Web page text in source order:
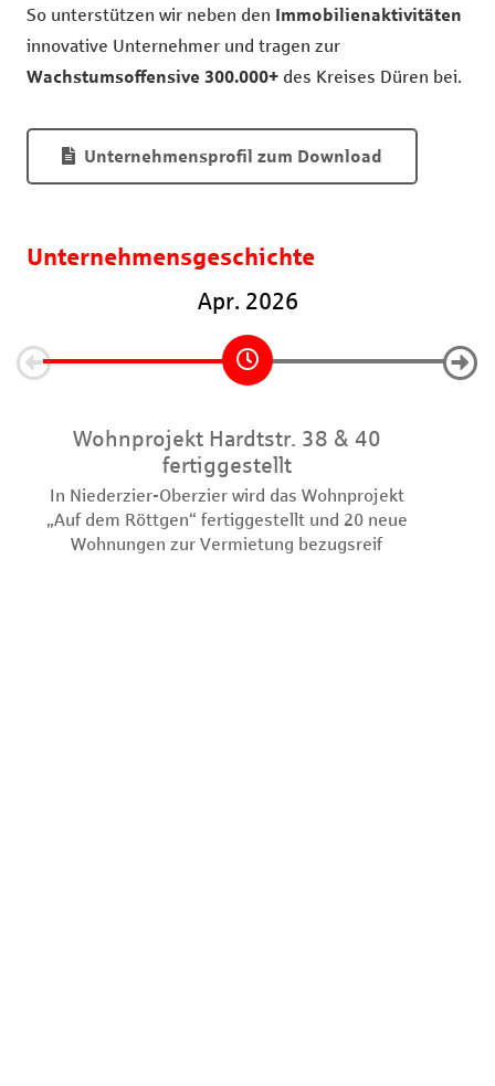
So unterstützen wir neben den Immobilienaktivitäten
innovative Unternehmer und tragen zur
Wachstumsoffensive 300.000+ des Kreises Düren bei.
Unternehmensprofil zum Download
Unternehmensgeschichte
Apr. 2026
Wohnprojekt Hardtstr. 38 & 40
fertiggestellt
In Niederzier-Oberzier wird das Wohnprojekt
„Auf dem Röttgen“ fertiggestellt und 20 neue
Wohnungen zur Vermietung bezugsreif